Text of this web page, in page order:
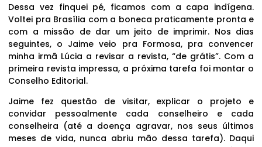
Dessa vez finquei pé, ficamos com a capa indígena.
Voltei pra Brasília com a boneca praticamente pronta e
com a missão de dar um jeito de imprimir. Nos dias
seguintes, o Jaime veio pra Formosa, pra convencer
minha irmã Lúcia a revisar a revista, “de grátis”. Com a
primeira revista impressa, a próxima tarefa foi montar o
Conselho Editorial.
Jaime fez questão de visitar, explicar o projeto e
convidar pessoalmente cada conselheiro e cada
conselheira (até a doença agravar, nos seus últimos
meses de vida, nunca abriu mão dessa tarefa). Daqui